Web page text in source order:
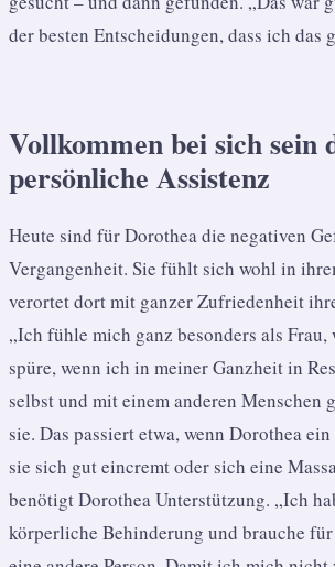
der besten Entscheidungen, dass ich das
Vollkommen bei sich sein
persönliche Assistenz
Heute sind für Dorothea die negativen
Vergangenheit. Sie fühlt sich wohl in
verortet dort mit ganzer Zufriedenheit
„Ich fühle mich ganz besonders als Frau,
spüre, wenn ich in meiner Ganzheit in
selbst und mit einem anderen Menschen
sie. Das passiert etwa, wenn Dorothea
sie sich gut eincremt oder sich eine
benötigt Dorothea Unterstützung. „Ich
körperliche Behinderung und brauche